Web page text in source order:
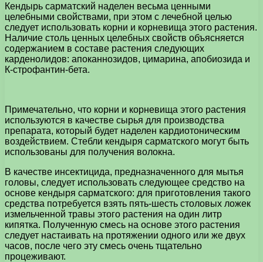
Кендырь сарматский наделен весьма ценными
целебными свойствами, при этом с лечебной целью
следует использовать корни и корневища этого растения.
Наличие столь ценных целебных свойств объясняется
содержанием в составе растения следующих
карденолидов: апоканнозидов, цимарина, апобиозида и
К-строфантин-бета.
Примечательно, что корни и корневища этого растения
используются в качестве сырья для производства
препарата, который будет наделен кардиотоническим
воздействием. Стебли кендыря сарматского могут быть
использованы для получения волокна.
В качестве инсектицида, предназначенного для мытья
головы, следует использовать следующее средство на
основе кендыря сарматского: для приготовления такого
средства потребуется взять пять-шесть столовых ложек
измельченной травы этого растения на один литр
кипятка. Полученную смесь на основе этого растения
следует настаивать на протяжении одного или же двух
часов, после чего эту смесь очень тщательно
процеживают.